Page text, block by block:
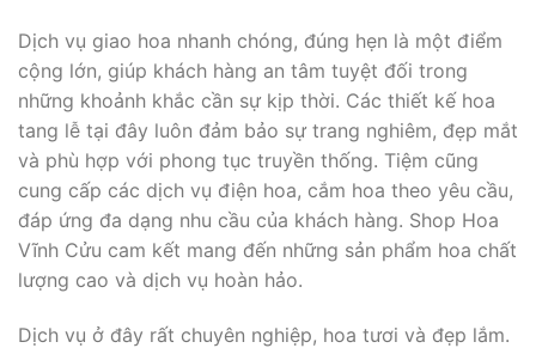
Dịch vụ giao hoa nhanh chóng, đúng hẹn là một điểm
cộng lớn, giúp khách hàng an tâm tuyệt đối trong
những khoảnh khắc cần sự kịp thời. Các thiết kế hoa
tang lễ tại đây luôn đảm bảo sự trang nghiêm, đẹp mắt
và phù hợp với phong tục truyền thống. Tiệm cũng
cung cấp các dịch vụ điện hoa, cắm hoa theo yêu cầu,
đáp ứng đa dạng nhu cầu của khách hàng. Shop Hoa
Vĩnh Cửu cam kết mang đến những sản phẩm hoa chất
lượng cao và dịch vụ hoàn hảo.
Dịch vụ ở đây rất chuyên nghiệp, hoa tươi và đẹp lắm.